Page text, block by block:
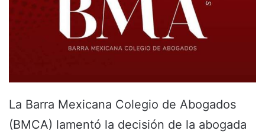
La Barra Mexicana Colegio de Abogados
(BMCA) lamentó la decisión de la abogada